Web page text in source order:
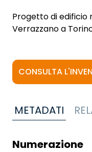
Progetto di edificio
Verrazzano a
CONSULTA
METADATI
Numerazione